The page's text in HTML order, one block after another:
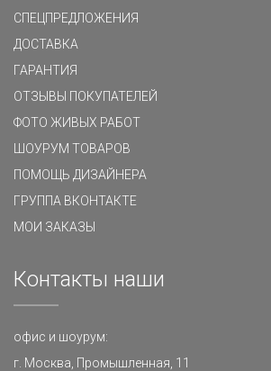
СПЕЦПРЕДЛОЖЕНИЯ
ДОСТАВКА
ГАРАНТИЯ
ОТЗЫВЫ ПОКУПАТЕЛЕЙ
ФОТО ЖИВЫХ РАБОТ
ШОУРУМ ТОВАРОВ
ПОМОЩЬ ДИЗАЙНЕРА
ГРУППА ВКОНТАКТЕ
МОИ ЗАКАЗЫ
Контакты наши
офис и шоурум:
г. Москва, Промышленная, 11